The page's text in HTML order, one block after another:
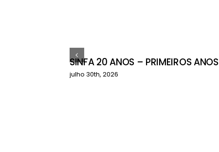
SINFA 20 ANOS – PRIMEIROS ANOS
julho 30th, 2026